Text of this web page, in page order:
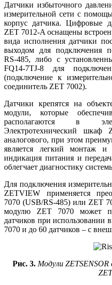
Датчики избыточного
измерительной сети с
корпус датчика. Цифровые
ZET 7012‑A оснащены
вида исполнения датчики
выходом для подключения
RS‑485, либо с
FQ14-7TJ‑8 для
(подключение к
соединитель ZET 7002).
Датчики крепятся на
модули, которые
располагаются в
Электротехнический шкаф
аналогового, при этом
является легкий монтаж
индикация питания и
облегчает диагностику
Для подключения
ZETVIEW применяется
7070 (USB/RS‑485) или ZET
модулю ZET 7070 может
датчиков при использовании
7070 и до 60 датчиков – с
Рис. 3. Модули